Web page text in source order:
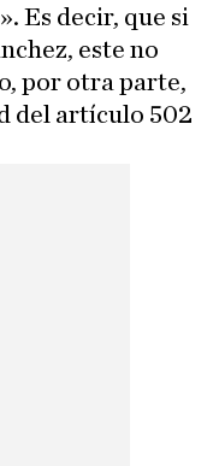
Es decir, que si
este no
por otra parte,
del artículo 502